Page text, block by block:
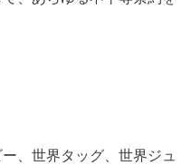
、世界タッグ、世界ジュ